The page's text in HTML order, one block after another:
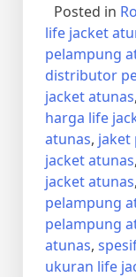
Posted in
life jacket
pelampung
distributor
jacket atunas,
harga life
atunas, jaket
jacket atunas,
jacket atunas,
pelampung
pelampung
atunas,
ukuran life